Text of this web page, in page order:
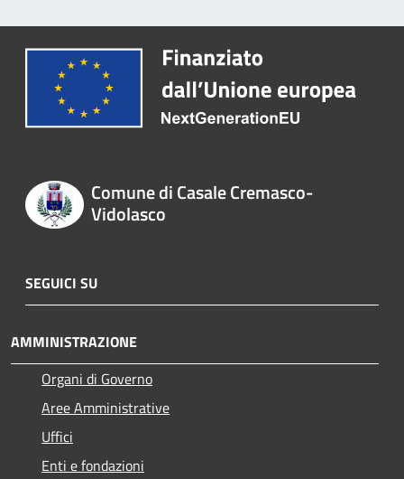
Comune di Casale Cremasco-
Vidolasco
SEGUICI SU
AMMINISTRAZIONE
Organi di Governo
Aree Amministrative
Uffici
Enti e fondazioni